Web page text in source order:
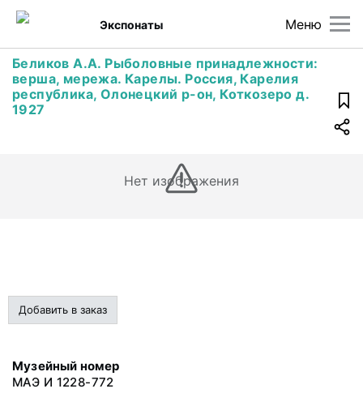
Меню
Экспонаты
Беликов А.А. Рыболовные принадлежности:
верша, мережа. Карелы. Россия, Карелия
республика, Олонецкий р-он, Коткозеро д.
1927
Нет изображения
Добавить в заказ
Музейный номер
МАЭ И 1228-772